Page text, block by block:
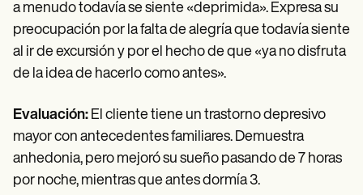
a menudo todavía se siente «deprimida». Expresa su
preocupación por la falta de alegría que todavía siente
al ir de excursión y por el hecho de que «ya no disfruta
de la idea de hacerlo como antes».
Evaluación: El cliente tiene un trastorno depresivo
mayor con antecedentes familiares. Demuestra
anhedonia, pero mejoró su sueño pasando de 7 horas
por noche, mientras que antes dormía 3.